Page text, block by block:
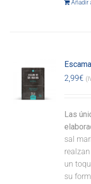
Añadir
2,99€
Las
sal
un
su